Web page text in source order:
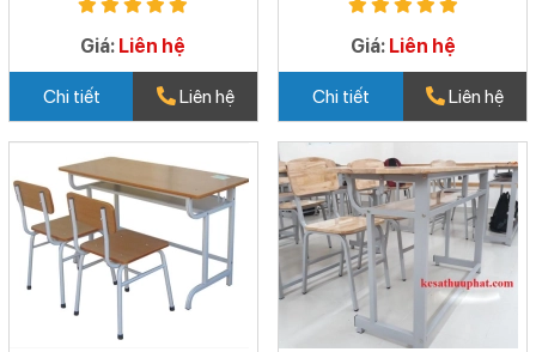
Giá: Liên hệ
Chi tiết Liên hệ
Giá: Liên hệ
Chi tiết Liên hệ